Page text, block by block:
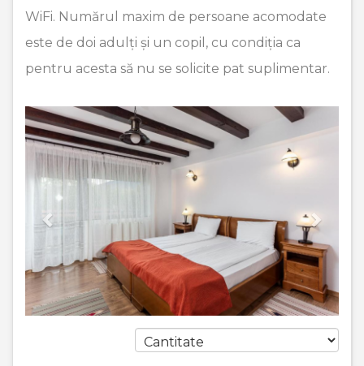
WiFi. Numărul maxim de persoane acomodate
este de doi adulți și un copil, cu condiția ca
pentru acesta să nu se solicite pat suplimentar.
Previous